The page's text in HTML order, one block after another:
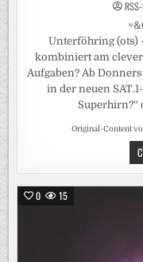
RSS-
Unterföhring (ots)
kombiniert am
Aufgaben? Ab
in der neuen
Superhirn?“
Original-Content
0 15